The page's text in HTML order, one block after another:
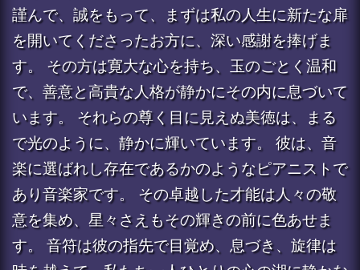
謹んで、誠をもって、まずは私の人生に新たな扉
を開いてくださったお方に、深い感謝を捧げま
す。 その方は寛大な心を持ち、玉のごとく温和
で、善意と高貴な人格が静かにその内に息づいて
います。 それらの尊く目に見えぬ美徳は、まる
で光のように、静かに輝いています。 彼は、音
楽に選ばれし存在であるかのようなピアニストで
あり音楽家です。 その卓越した才能は人々の敬
意を集め、星々さえもその輝きの前に色あせま
す。 音符は彼の指先で目覚め、息づき、旋律は